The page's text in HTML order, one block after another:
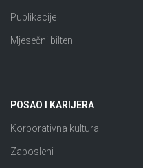
Publikacije
Mjesečni bilten
POSAO I KARIJERA
Korporativna kultura
Zaposleni